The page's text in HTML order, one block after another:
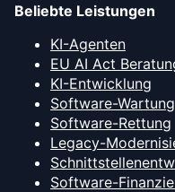
Beliebte Leistungen
KI-Agenten
EU AI Act
KI-Entwicklung
Software-
Software-Rettung
Legacy-
Software-